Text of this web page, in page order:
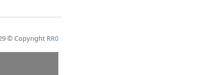
© Copyright RR0